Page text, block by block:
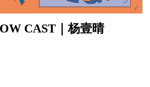
CAST｜杨壹晴